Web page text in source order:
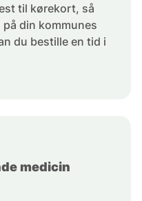
til kørekort, så
din kommunes
du bestille en tid i
medicin